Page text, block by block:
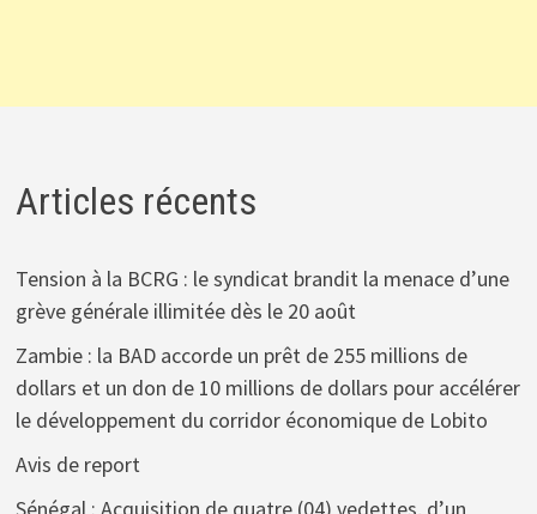
Articles récents
Tension à la BCRG : le syndicat brandit la menace d’une
grève générale illimitée dès le 20 août
Zambie : la BAD accorde un prêt de 255 millions de
dollars et un don de 10 millions de dollars pour accélérer
le développement du corridor économique de Lobito
Avis de report